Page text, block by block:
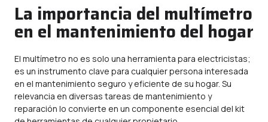
La importancia del multímetro
en el mantenimiento del hogar
El multímetro no es solo una herramienta para electricistas;
es un instrumento clave para cualquier persona interesada
en el mantenimiento seguro y eficiente de su hogar. Su
relevancia en diversas tareas de mantenimiento y
reparación lo convierte en un componente esencial del kit